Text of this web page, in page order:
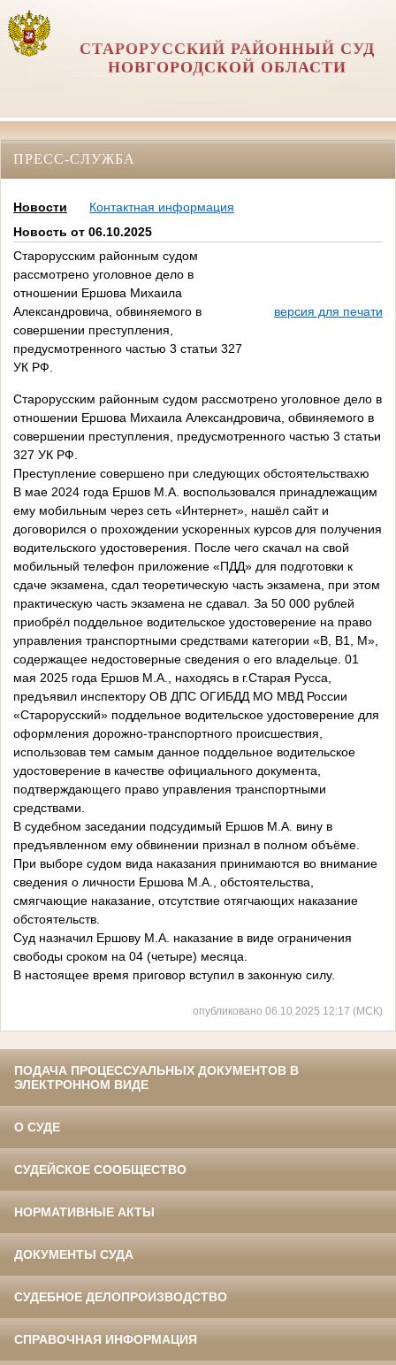
СТАРОРУССКИЙ РАЙОННЫЙ СУД
НОВГОРОДСКОЙ ОБЛАСТИ
ПРЕСС-СЛУЖБА
Новости
Контактная информация
Новость от 06.10.2025
Старорусским районным судом
рассмотрено уголовное дело в
отношении Ершова Михаила
Александровича, обвиняемого в
совершении преступления,
предусмотренного частью 3 статьи 327
УК РФ.
версия для печати
Старорусским районным судом рассмотрено уголовное дело в
отношении Ершова Михаила Александровича, обвиняемого в
совершении преступления, предусмотренного частью 3 статьи
327 УК РФ.
Преступление совершено при следующих обстоятельствахю
В мае 2024 года Ершов М.А. воспользовался принадлежащим
ему мобильным через сеть «Интернет», нашёл сайт и
договорился о прохождении ускоренных курсов для получения
водительского удостоверения. После чего скачал на свой
мобильный телефон приложение «ПДД» для подготовки к
сдаче экзамена, сдал теоретическую часть экзамена, при этом
практическую часть экзамена не сдавал. За 50 000 рублей
приобрёл поддельное водительское удостоверение на право
управления транспортными средствами категории «В, В1, М»,
содержащее недостоверные сведения о его владельце. 01
мая 2025 года Ершов М.А., находясь в г.Старая Русса,
предъявил инспектору ОВ ДПС ОГИБДД МО МВД России
«Старорусский» поддельное водительское удостоверение для
оформления дорожно-транспортного происшествия,
использовав тем самым данное поддельное водительское
удостоверение в качестве официального документа,
подтверждающего право управления транспортными
средствами.
В судебном заседании подсудимый Ершов М.А. вину в
предъявленном ему обвинении признал в полном объёме.
При выборе судом вида наказания принимаются во внимание
сведения о личности Ершова М.А., обстоятельства,
смягчающие наказание, отсутствие отягчающих наказание
обстоятельств.
Суд назначил Ершову М.А. наказание в виде ограничения
свободы сроком на 04 (четыре) месяца.
В настоящее время приговор вступил в законную силу.
опубликовано 06.10.2025 12:17 (МСК)
ПОДАЧА ПРОЦЕССУАЛЬНЫХ ДОКУМЕНТОВ В
ЭЛЕКТРОННОМ ВИДЕ
О СУДЕ
СУДЕЙСКОЕ СООБЩЕСТВО
НОРМАТИВНЫЕ АКТЫ
ДОКУМЕНТЫ СУДА
СУДЕБНОЕ ДЕЛОПРОИЗВОДСТВО
СПРАВОЧНАЯ ИНФОРМАЦИЯ